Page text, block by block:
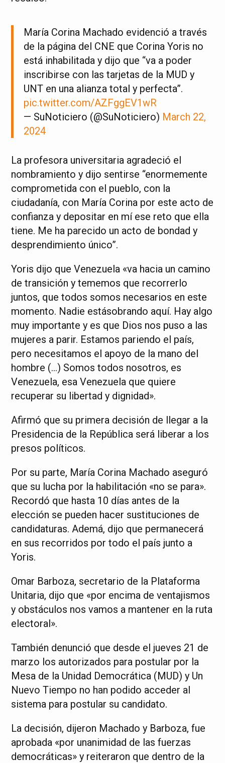
María Corina Machado evidenció a través
de la página del CNE que Corina Yoris no
está inhabilitada y dijo que “va a poder
inscribirse con las tarjetas de la MUD y
UNT en una alianza total y perfecta”.
pic.twitter.com/AZFggEV1wR
— SuNoticiero (@SuNoticiero) March 22,
2024
La profesora universitaria agradeció el
nombramiento y dijo sentirse “enormemente
comprometida con el pueblo, con la
ciudadanía, con María Corina por este acto de
confianza y depositar en mí ese reto que ella
tiene. Me ha parecido un acto de bondad y
desprendimiento único”.
Yoris dijo que Venezuela «va hacia un camino
de transición y tememos que recorrerlo
juntos, que todos somos necesarios en este
momento. Nadie estásobrando aquí. Hay algo
muy importante y es que Dios nos puso a las
mujeres a parir. Estamos pariendo el país,
pero necesitamos el apoyo de la mano del
hombre (…) Somos todos nosotros, es
Venezuela, esa Venezuela que quiere
recuperar su libertad y dignidad».
Afirmó que su primera decisión de llegar a la
Presidencia de la República será liberar a los
presos políticos.
Por su parte, María Corina Machado aseguró
que su lucha por la habilitación «no se para».
Recordó que hasta 10 días antes de la
elección se pueden hacer sustituciones de
candidaturas. Ademá, dijo que permanecerá
en sus recorridos por todo el país junto a
Yoris.
Omar Barboza, secretario de la Plataforma
Unitaria, dijo que «por encima de ventajismos
y obstáculos nos vamos a mantener en la ruta
electoral».
También denunció que desde el jueves 21 de
marzo los autorizados para postular por la
Mesa de la Unidad Democrática (MUD) y Un
Nuevo Tiempo no han podido acceder al
sistema para postular su candidato.
La decisión, dijeron Machado y Barboza, fue
aprobada «por unanimidad de las fuerzas
democráticas» y reiteraron que dentro de la